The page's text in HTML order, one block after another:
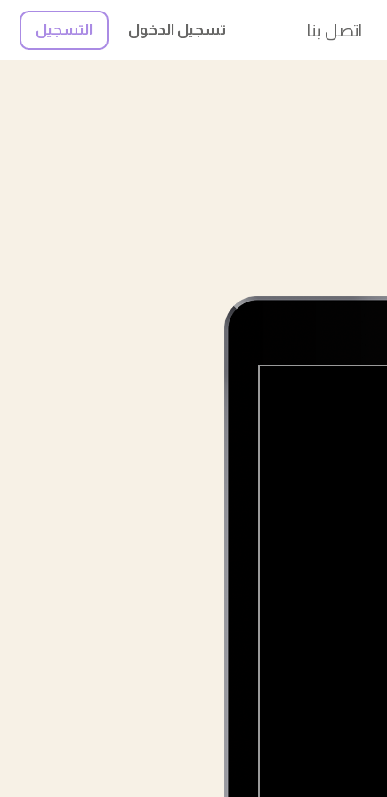
اتصل بنا تسجيل الدخول التسجيل